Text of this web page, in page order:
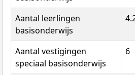
Aantal leerlingen
basisonderwijs
Aantal vestigingen
speciaal basisonderwijs
6